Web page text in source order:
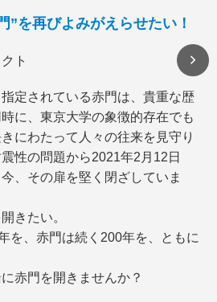
”を再びよみがえらせたい！
ト
定されている赤門は、貴重な歴
に、東京大学の象徴的存在でも
にわたって人々の往来を見守り
性の問題から2021年2月12日
、その扉を堅く閉ざしていま
きたい。
を、赤門は続く200年を、ともに
赤門を開きませんか？